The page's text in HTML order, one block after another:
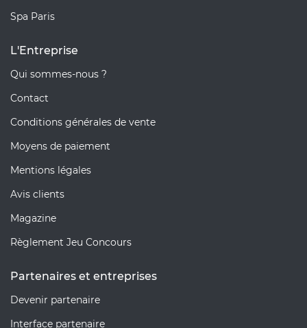
Spa Paris
L'Entreprise
Qui sommes-nous ?
Contact
Conditions générales de vente
Moyens de paiement
Mentions légales
Avis clients
Magazine
Règlement Jeu Concours
Partenaires et entreprises
Devenir partenaire
Interface partenaire